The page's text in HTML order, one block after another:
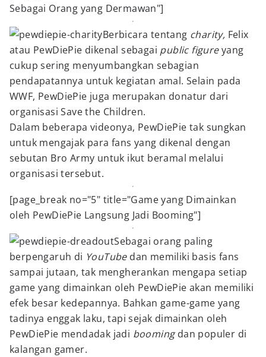
Sebagai Orang yang Dermawan"]
Berbicara tentang charity, Felix
atau PewDiePie dikenal sebagai public figureyang
cukup sering menyumbangkan sebagian
pendapatannya untuk kegiatan amal. Selain pada
WWF, PewDiePie juga merupakan donatur dari
organisasi Save the Children.
Dalam beberapa videonya, PewDiePie tak sungkan
untuk mengajak para fans yang dikenal dengan
sebutan Bro Army untuk ikut beramal melalui
organisasi tersebut.
[page_break no="5" title="Game yang Dimainkan
oleh PewDiePie Langsung Jadi Booming"]
Sebagai orang paling
berpengaruh di YouTubedan memiliki basis fans
sampai jutaan, tak mengherankan mengapa setiap
game yang dimainkan oleh PewDiePie akan memiliki
efek besar kedepannya. Bahkan game-game yang
tadinya enggak laku, tapi sejak dimainkan oleh
PewDiePie mendadak jadi boomingdan populer di
kalangan gamer.